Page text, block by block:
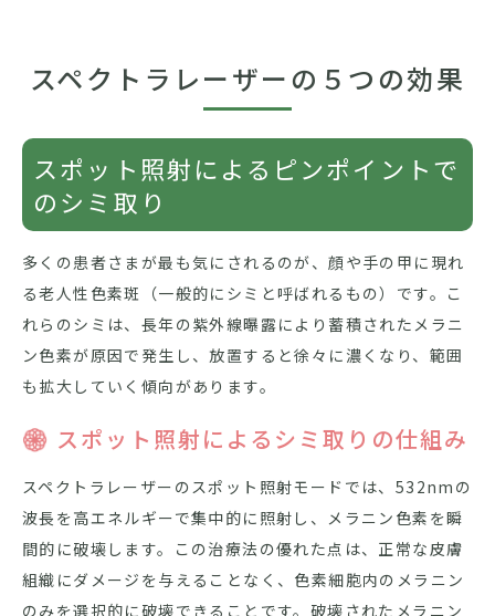
スペクトラレーザーの５つの効果
スポット照射によるピンポイントで
のシミ取り
多くの患者さまが最も気にされるのが、顔や手の甲に現れ
る老人性色素斑（一般的にシミと呼ばれるもの）です。こ
れらのシミは、長年の紫外線曝露により蓄積されたメラニ
ン色素が原因で発生し、放置すると徐々に濃くなり、範囲
も拡大していく傾向があります。
スポット照射によるシミ取りの仕組み
スペクトラレーザーのスポット照射モードでは、532nmの
波長を高エネルギーで集中的に照射し、メラニン色素を瞬
間的に破壊します。この治療法の優れた点は、正常な皮膚
組織にダメージを与えることなく、色素細胞内のメラニン
のみを選択的に破壊できることです。破壊されたメラニン